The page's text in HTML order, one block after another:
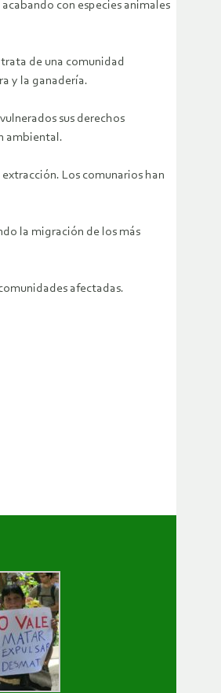
con especies animales
de una comunidad
y la ganadería.
sus derechos
ambiental.
Los comunarios han
la migración de los más
afectadas.